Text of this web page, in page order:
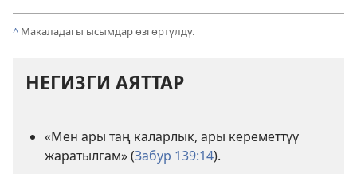
^ Макаладагы ысымдар өзгөртүлдү.
НЕГИЗГИ АЯТТАР
«Мен ары таң каларлык, ары кереметтүү
жаратылгам» (Забур 139:14).